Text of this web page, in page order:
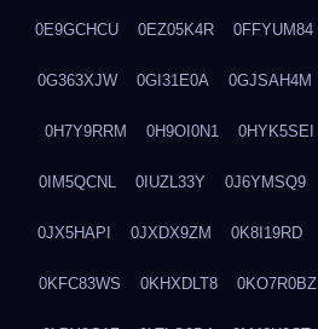
0E9GCHCU 0EZ05K4R 0FFYUM84
0G363XJW 0GI31E0A 0GJSAH4M
0H7Y9RRM 0H9OI0N1 0HYK5SEI
0IM5QCNL 0IUZL33Y 0J6YMSQ9
0JX5HAPI 0JXDX9ZM 0K8I19RD
0KFC83WS 0KHXDLT8 0KO7R0BZ